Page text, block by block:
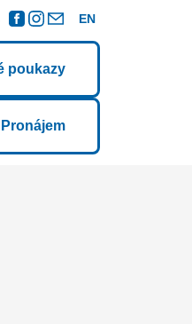
EN
poukazy
Pronájem